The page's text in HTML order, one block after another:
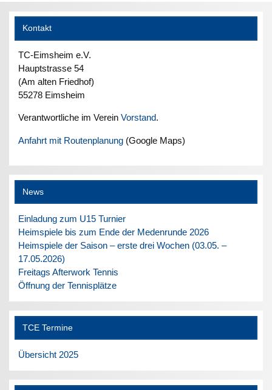
Kontakt
TC-Eimsheim e.V.
Hauptstrasse 54
(Am alten Friedhof)
55278 Eimsheim
Verantwortliche im VereinVorstand.
Anfahrt mit Routenplanung (Google Maps)
News
Einladung zum U15 Turnier
Heimspiele bis zum Ende der Medenrunde 2026
Heimspiele der Saison – erste drei Wochen (03.05. –
17.05.2026)
Freitags Afterwork Tennis
Öffnung der Tennisplätze
TCE Termine
Übersicht 2025